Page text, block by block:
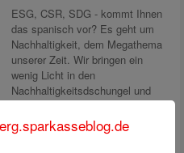
ESG, CSR, SDG - kommt Ihnen
das spanisch vor? Es geht um
Nachhaltigkeit, dem Megathema
unserer Zeit. Wir bringen ein
wenig Licht in den
Nachhaltigkeitsdschungel und
zeigen, wie Unternehmen mit
wir sie dabei unterstützen.